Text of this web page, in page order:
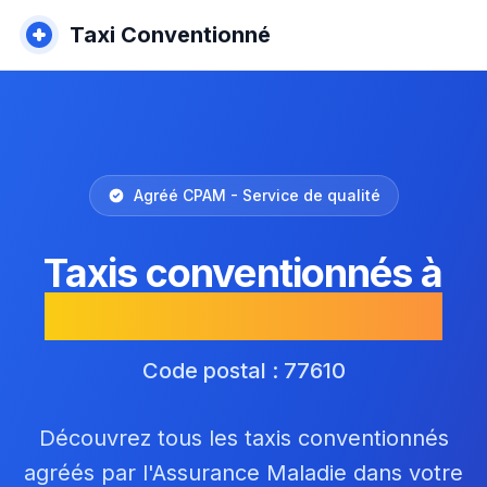
Taxi Conventionné
Agréé CPAM - Service de qualité
Taxis conventionnés à
Code postal : 77610
Découvrez tous les taxis conventionnés
agréés par l'Assurance Maladie dans votre